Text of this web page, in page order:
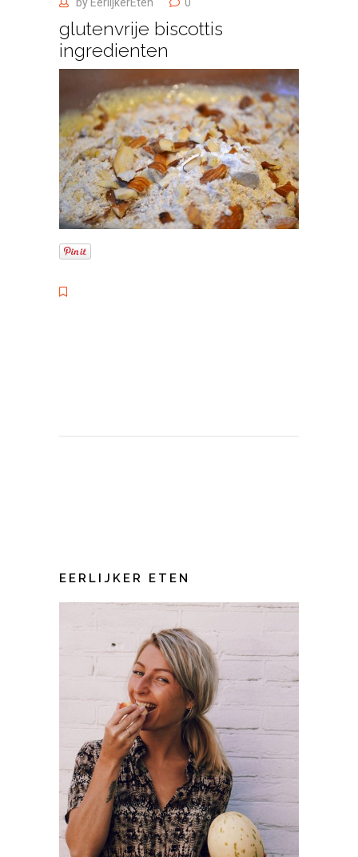
glutenvrije biscottis
ingredienten
EERLIJKER ETEN